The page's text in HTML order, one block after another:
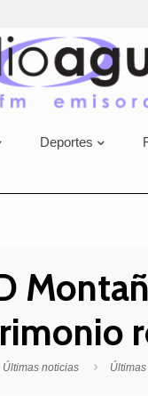
Deportes
Últimas noticias